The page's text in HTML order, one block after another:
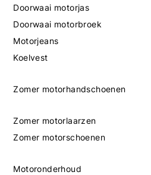
Doorwaai motorjas
Doorwaai motorbroek
Motorjeans
Koelvest
Zomer motorhandschoenen
Zomer motorlaarzen
Zomer motorschoenen
Motoronderhoud